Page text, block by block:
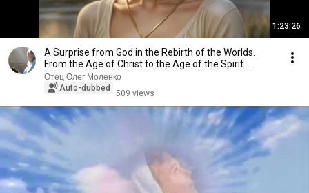
1:23:26
A Surprise from God in the Rebirth of the Worlds.
From the Age of Christ to the Age of the Spirit...
Отец Олег Моленко
Auto-dubbed
509 views